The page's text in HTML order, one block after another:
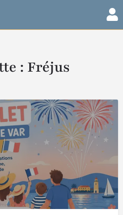
: Fréjus